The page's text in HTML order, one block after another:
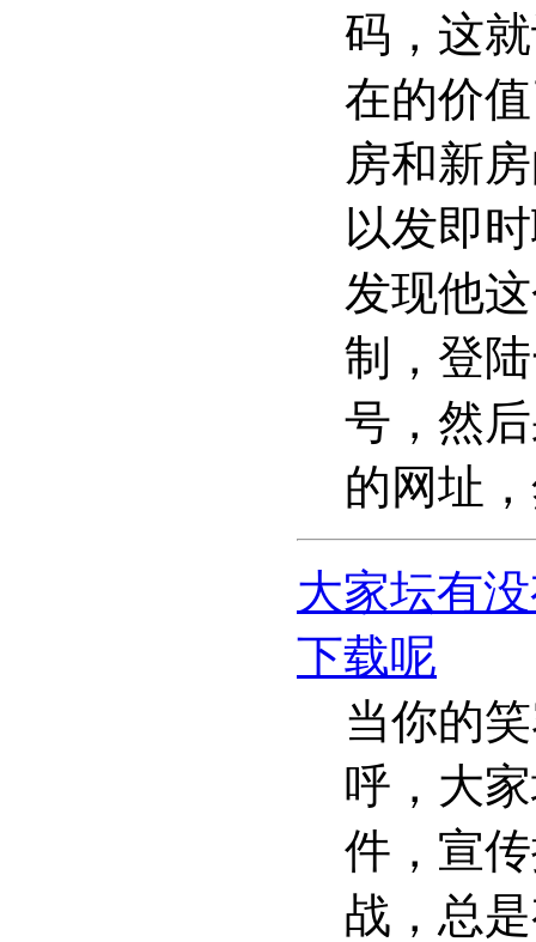
码，这
在的价
房和新
以发即
发现他
制，登
号，然
的网址
大家坛有
下载呢
当你的
呼，大
件，宣
战，总